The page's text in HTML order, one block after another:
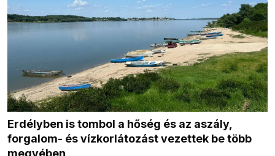
Erdélyben is tombol a hőség és az aszály,
forgalom- és vízkorlátozást vezettek be több
megyében